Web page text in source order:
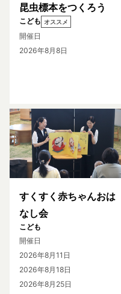
昆虫標本をつくろう
こども オススメ
開催日
2026年8月8日
すくすく赤ちゃんおは
なし会
こども
開催日
2026年8月11日
2026年8月18日
2026年8月25日